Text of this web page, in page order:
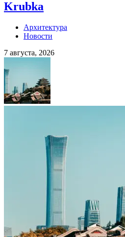
Krubka
Архитектура
Новости
7 августа, 2026